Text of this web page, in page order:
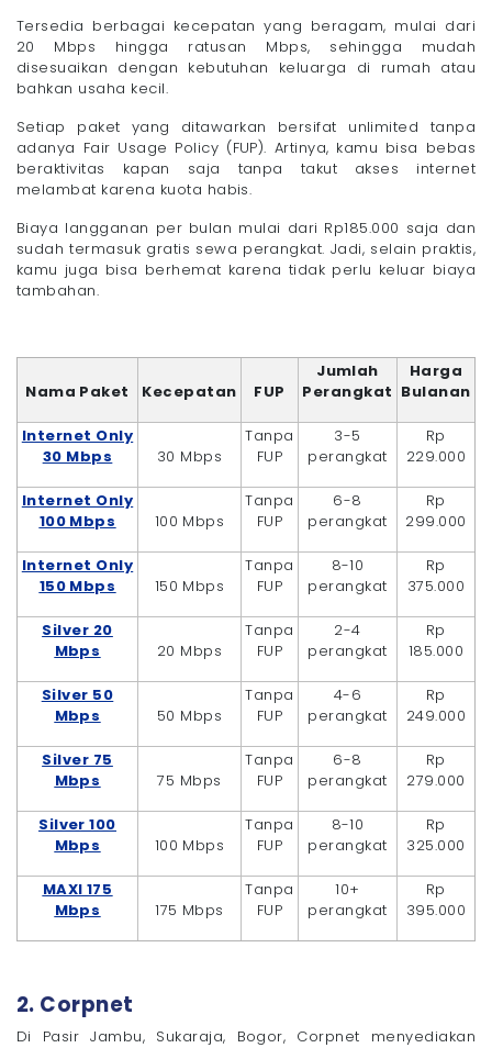
Tersedia berbagai kecepatan yang beragam, mulai dari
20 Mbps hingga ratusan Mbps, sehingga mudah
disesuaikan dengan kebutuhan keluarga di rumah atau
bahkan usaha kecil.
Setiap paket yang ditawarkan bersifat unlimited tanpa
adanya Fair Usage Policy (FUP). Artinya, kamu bisa bebas
beraktivitas kapan saja tanpa takut akses internet
melambat karena kuota habis.
Biaya langganan per bulan mulai dari Rp185.000 saja dan
sudah termasuk gratis sewa perangkat. Jadi, selain praktis,
kamu juga bisa berhemat karena tidak perlu keluar biaya
tambahan.
Nama Paket Kecepatan FUP
Jumlah
Perangkat
Harga
Bulanan
Internet Only
30 Mbps
30 Mbps
Tanpa
FUP
3-5
perangkat
Rp
229.000
Internet Only
100 Mbps
100 Mbps
Tanpa
FUP
6-8
perangkat
Rp
299.000
Internet Only
150 Mbps
150 Mbps
Tanpa
FUP
8-10
perangkat
Rp
375.000
Silver 20
Mbps
20 Mbps
Tanpa
FUP
2-4
perangkat
Rp
185.000
Silver 50
Mbps
50 Mbps
Tanpa
FUP
4-6
perangkat
Rp
249.000
Silver 75
Mbps
75 Mbps
Tanpa
FUP
6-8
perangkat
Rp
279.000
Silver 100
Mbps
100 Mbps
Tanpa
FUP
8-10
perangkat
Rp
325.000
MAXI 175
Mbps
175 Mbps
Tanpa
FUP
10+
perangkat
Rp
395.000
2. Corpnet
Di Pasir Jambu, Sukaraja, Bogor, Corpnet menyediakan